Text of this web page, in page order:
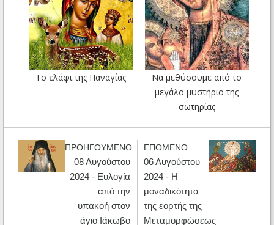
Το ελάφι της Παναγίας
Να μεθύσουμε από το
μεγάλο μυστήριο της
σωτηρίας
ΠΡΟΗΓΟΥΜΕΝΟ
08 Αυγούστου
2024 - Ευλογία
από την
υπακοή στον
άγιο Ιάκωβο
ΕΠΟΜΕΝΟ
06 Αυγούστου
2024 - Η
μοναδικότητα
της εορτής της
Μεταμορφώσεως